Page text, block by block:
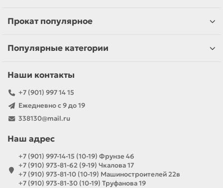
Прокат популярное
Популярные категории
Наши контакты
+7 (901) 997 14 15
Ежедневно с 9 до 19
338130@mail.ru
Наш адрес
+7 (901) 997-14-15 (10-19) Фрунзе 46
+7 (910) 973-81-62 (9-19) Чкалова 17
+7 (910) 973-81-10 (10-19) Машиностроителей 22в
+7 (910) 973-81-30 (10-19) Труфанова 19